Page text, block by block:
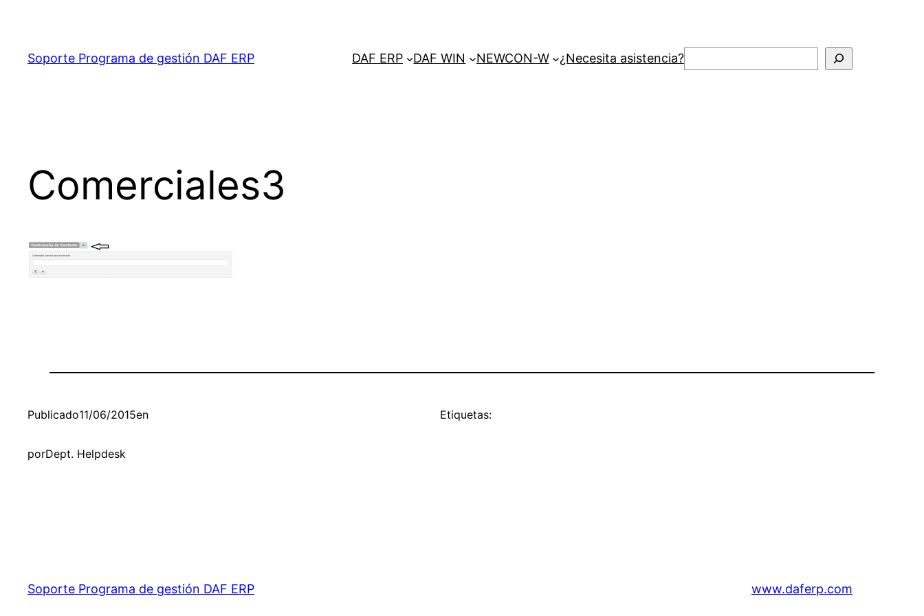
contenido
Soporte Programa de gestión DAF ERP DAF ERP DAF WIN NEWCON-W ¿Necesita asistencia?Buscar
Comerciales3
Publicado11/06/2015en
porDept. Helpdesk
Etiquetas:
Soporte Programa de gestión DAF ERP www.daferp.com